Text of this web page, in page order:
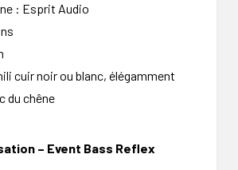
: Esprit Audio
cuir noir ou blanc, élégamment
du chêne
– Event Bass Reflex